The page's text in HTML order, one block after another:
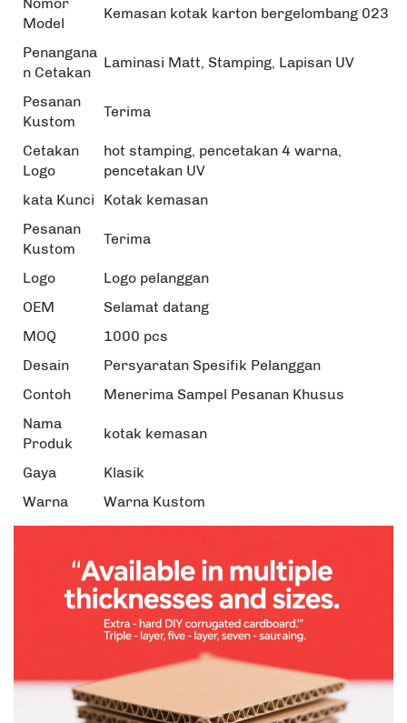
Model
Kemasan kotak karton bergelombang 023
Penangana
n Cetakan
Laminasi Matt, Stamping, Lapisan UV
Pesanan
Kustom
Terima
Cetakan
Logo
hot stamping, pencetakan 4 warna,
pencetakan UV
kata Kunci
Kotak kemasan
Pesanan
Kustom
Terima
Logo
Logo pelanggan
OEM
Selamat datang
MOQ
1000 pcs
Desain
Persyaratan Spesifik Pelanggan
Contoh
Menerima Sampel Pesanan Khusus
Nama
Produk
kotak kemasan
Gaya
Klasik
Warna
Warna Kustom